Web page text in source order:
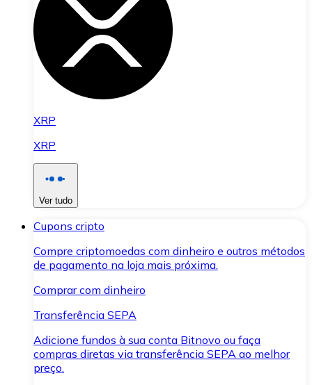
XRP
XRP
Ver tudo
Cupons cripto
Compre criptomoedas com dinheiro e outros métodos
de pagamento na loja mais próxima.
Comprar com dinheiro
Transferência SEPA
Adicione fundos à sua conta Bitnovo ou faça
compras diretas via transferência SEPA ao melhor
preço.